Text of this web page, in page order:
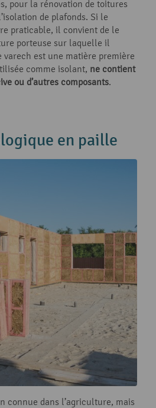
pour la rénovation de toitures
de plafonds. Si le
praticable, il convient de le
porteuse sur laquelle il
varech est une matière première
comme isolant, ne contient
ou d’autres composants.
en paille
connue dans l’agriculture, mais